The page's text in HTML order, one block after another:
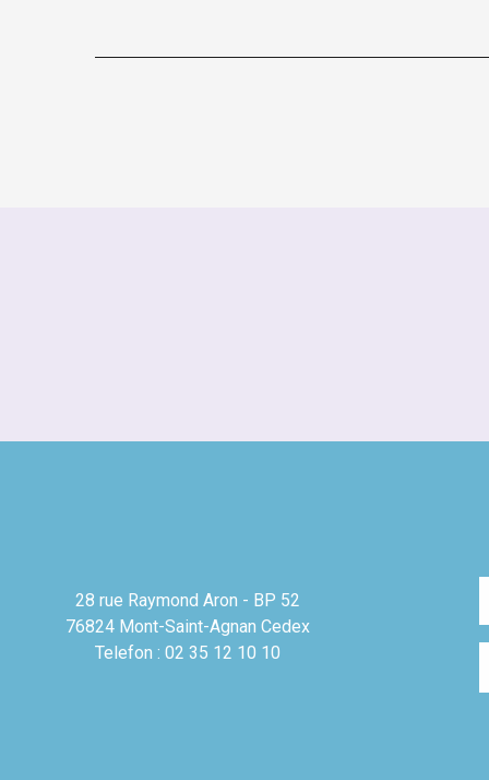
28 rue Raymond Aron - BP 52
76824 Mont-Saint-Agnan Cedex
Telefon : 02 35 12 10 10